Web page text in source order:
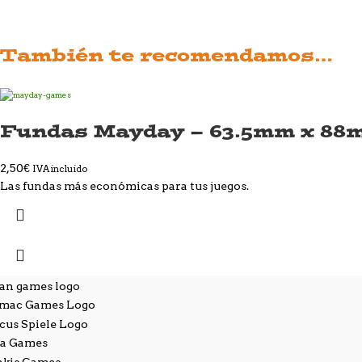
También te recomendamos…
Fundas Mayday – 63.5mm x
2,50€ IVA incluido
Las fundas más económicas para tus juegos.